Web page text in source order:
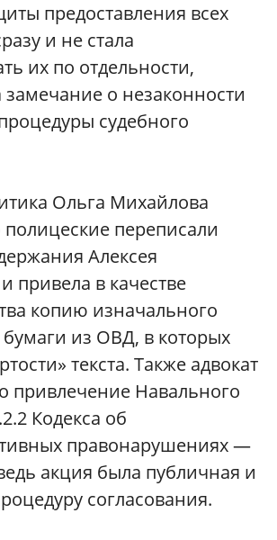
предоставления всех
и не стала
их по отдельности,
о незаконности
судебного
Ольга Михайлова
полицеские переписали
Алексея
привела в качестве
копию изначального
бумаги из ОВД, в которых
текста. Также адвокат
привлечение Навального
Кодекса об
правонарушениях —
акция была публичная и
согласования.